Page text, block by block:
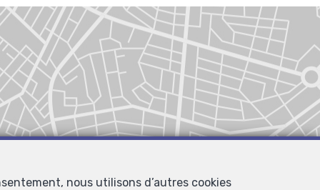
nous utilisons d’autres cookies